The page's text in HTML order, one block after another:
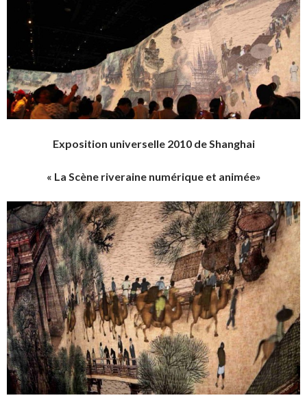
Exposition universelle 2010 de Shanghai
« La Scène riveraine numérique et animée»